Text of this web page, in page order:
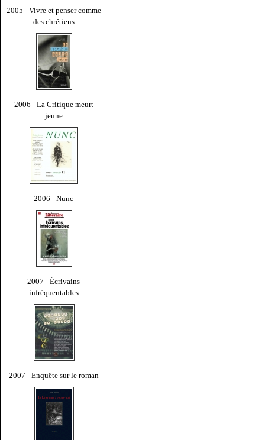
2005 - Vivre et penser comme
des chrétiens
2006 - La Critique meurt
jeune
2006 - Nunc
2007 - Écrivains
infréquentables
2007 - Enquête sur le roman